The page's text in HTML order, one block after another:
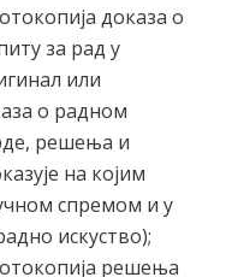
доказа о
за рад у
или
о радном
решења и
на којим
спремом и у
искуство);
решења